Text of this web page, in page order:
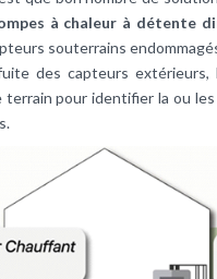
à chaleur à détente
souterrains
des capteurs
terrain pour identifier la ou